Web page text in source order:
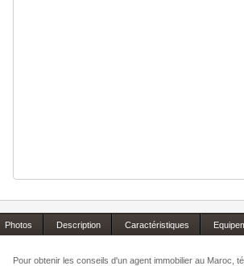
Photos Description Caractéristiques
Pour obtenir les conseils d'un agent immobilier au Maroc,